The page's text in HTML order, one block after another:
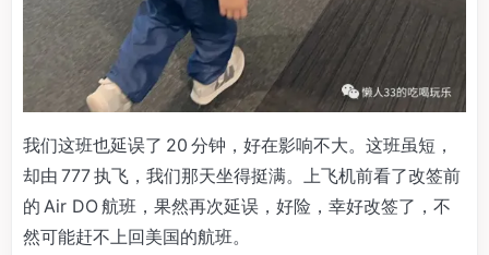
我们这班也延误了 20 分钟，好在影响不大。这班虽短，
却由 777 执飞，我们那天坐得挺满。上飞机前看了改签前
的 Air DO 航班，果然再次延误，好险，幸好改签了，不
然可能赶不上回美国的航班。